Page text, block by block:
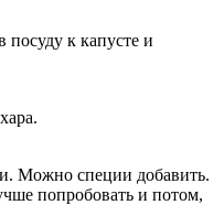
к капусте и
Можно специи добавить.
попробовать и потом,